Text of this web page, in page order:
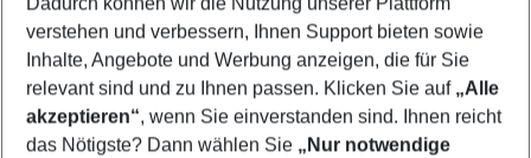
Who will travel
2 adults No children
Show more filter
verstehen und verbessern, Ihnen Support bieten sowie
Inhalte, Angebote und Werbung anzeigen, die für Sie
relevant sind und zu Ihnen passen. Klicken Sie auf „Alle
akzeptieren“, wenn Sie einverstanden sind. Ihnen reicht
das Nötigste? Dann wählen Sie „Nur notwendige